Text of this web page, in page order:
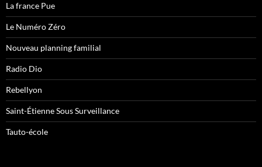
La france Pue
Le Numéro Zéro
Nouveau planning familial
Radio Dio
Rebellyon
Saint-Étienne Sous Surveillance
Tauto-école